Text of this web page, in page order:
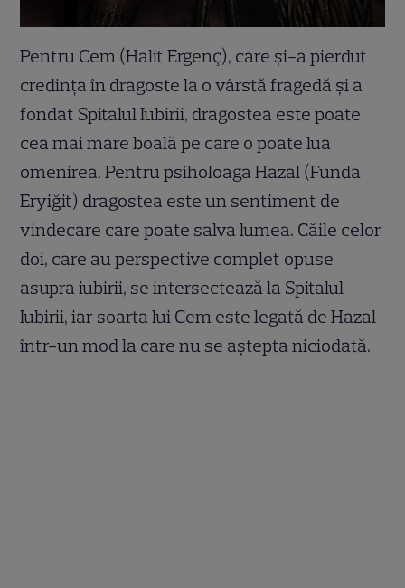
Pentru Cem (Halit Ergenç), care și-a pierdut
credința în dragoste la o vârstă fragedă și a
fondat Spitalul Iubirii, dragostea este poate
cea mai mare boală pe care o poate lua
omenirea. Pentru psiholoaga Hazal (Funda
Eryiğit) dragostea este un sentiment de
vindecare care poate salva lumea. Căile celor
doi, care au perspective complet opuse
asupra iubirii, se intersectează la Spitalul
Iubirii, iar soarta lui Cem este legată de Hazal
într-un mod la care nu se aștepta niciodată.